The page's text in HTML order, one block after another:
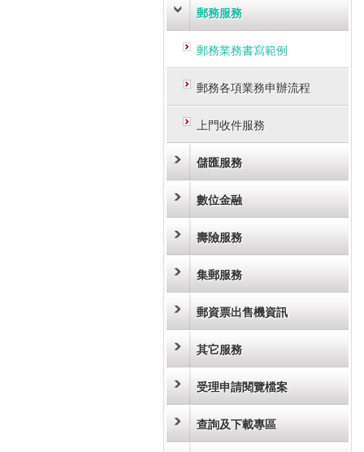
郵務服務
郵務業務書寫範例
郵務各項業務申辦流程
上門收件服務
儲匯服務
數位金融
壽險服務
集郵服務
郵資票出售機資訊
其它服務
受理申請閱覽檔案
查詢及下載專區